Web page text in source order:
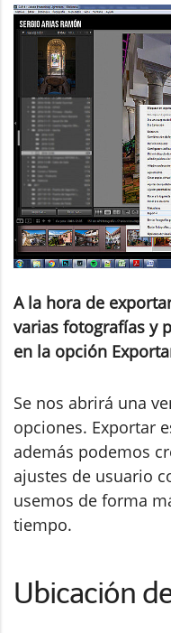
A la hora de
varias fotografías y
en la opción
Se nos abrirá una
opciones. Exportar
además podemos
ajustes de usuario
usemos de forma
tiempo.
Ubicación